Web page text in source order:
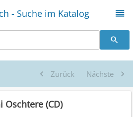
- Suche im Katalog
Zurück Nächste
Oschtere (CD)